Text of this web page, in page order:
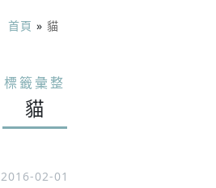
首頁 » 貓
標籤彙整
貓
2016-02-01